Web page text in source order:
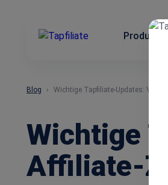
Produkt
Blog Wichtige Tapfiliate-Updates: Volle
Wichtige
Affiliate-